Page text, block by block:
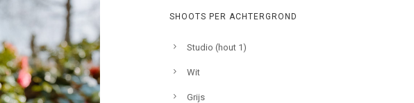
SHOOTS PER ACHTERGROND
Studio (hout 1)
Wit
Grijs